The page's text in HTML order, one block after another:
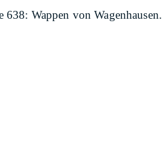
Wappen von Wagenhausen.